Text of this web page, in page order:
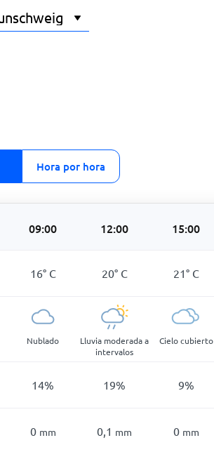
Hora por hora
09:00 12:00 15:00
16° C 20° C 21° C
Nublado
Lluvia moderada a
intervalos
Cielo cubierto
14% 19% 9%
0 mm 0,1 mm 0 mm